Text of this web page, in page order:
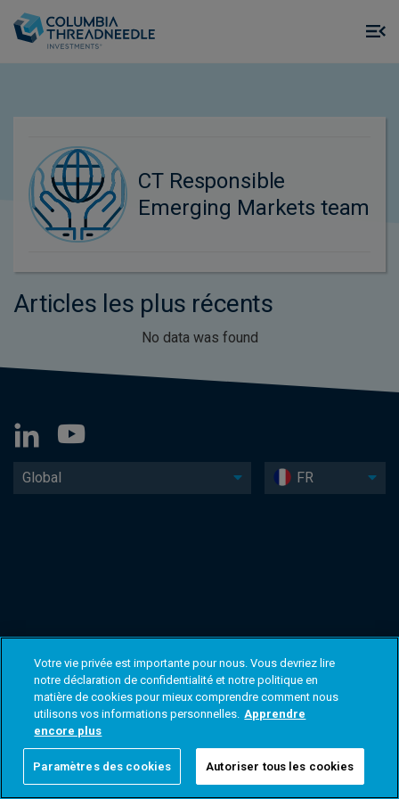
CT Responsible
Emerging Markets team
Articles les plus récents
No data was found
Global FR
Votre vie privée est importante pour nous. Vous devriez lire
notre déclaration de confidentialité et notre politique en
matière de cookies pour mieux comprendre comment nous
utilisons vos informations personnelles. Apprendre
encore plus
Paramètres des cookies Autoriser tous les cookies